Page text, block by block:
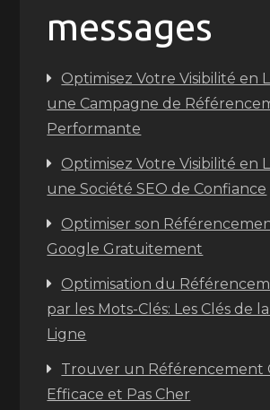
messages
Optimisez Votre Visibilité en
une Campagne de
Performante
Optimisez Votre Visibilité en
une Société SEO de Confiance
Optimiser son
Google Gratuitement
Optimisation du
par les Mots-Clés: Les Clés de
Ligne
Trouver un Référencement
Efficace et Pas Cher